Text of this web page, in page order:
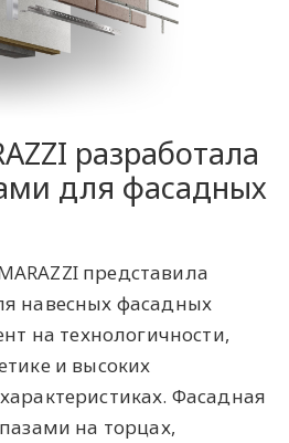
разработала
для фасадных
представила
навесных фасадных
на технологичности,
и высоких
Фасадная
на торцах,